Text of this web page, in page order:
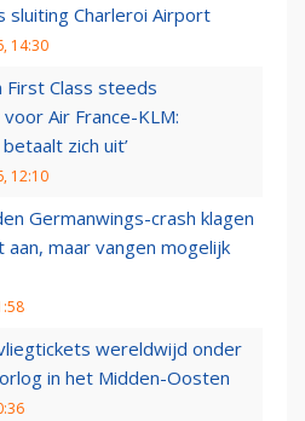
sluiting Charleroi Airport
14:30
First Class steeds
Air France-KLM:
zich uit’
12:10
Germanwings-crash klagen
aan, maar vangen mogelijk
wereldwijd onder
in het Midden-Oosten